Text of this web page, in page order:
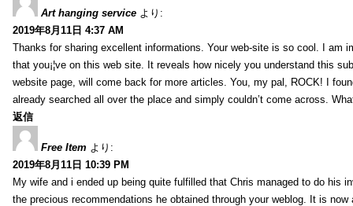
Art hanging service より:
2019年8月11日 4:37 AM
Thanks for sharing excellent informations. Your web-site is so cool. I am
that you¡¦ve on this web site. It reveals how nicely you understand this
website page, will come back for more articles. You, my pal, ROCK! I
already searched all over the place and simply couldn’t come across.
返信
Free Item より:
2019年8月11日 10:39 PM
My wife and i ended up being quite fulfilled that Chris managed to do his
the precious recommendations he obtained through your weblog. It is now